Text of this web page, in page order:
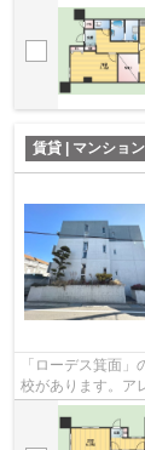
賃貸 | マンション
「ローデス箕面
校があります。ア
す。健康な体は新